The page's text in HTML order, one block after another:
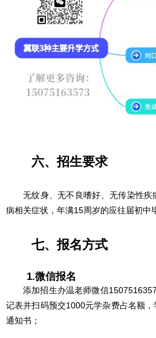
六、招生要求
无纹身、无不良嗜好、无传染性
病相关症状 ，年满15周岁的应往届初中
七、报名方式
1.微信报名
添加招生办温老师微信
记表并扫码预交1000元学杂费占名额
通知书；